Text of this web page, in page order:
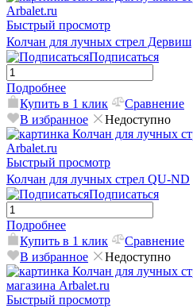
Быстрый просмотр
Колчан для лучных стрел Дервиш
Подписаться
Подробнее
Купить в 1 клик
Сравнение
В избранное
Недоступно
Быстрый просмотр
Колчан для лучных стрел QU-ND
Подписаться
Подробнее
Купить в 1 клик
Сравнение
В избранное
Недоступно
Быстрый просмотр